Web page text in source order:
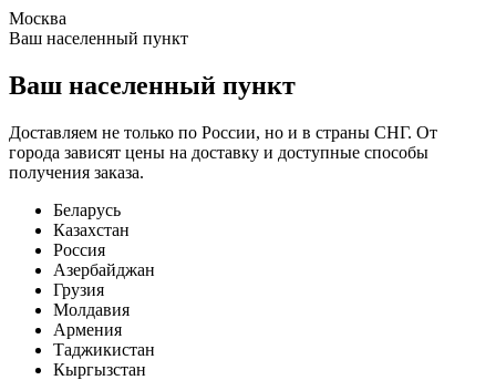
Москва
Ваш населенный пункт
Ваш населенный пункт
Доставляем не только по России, но и в страны СНГ. От
города зависят цены на доставку и доступные способы
получения заказа.
Беларусь
Казахстан
Россия
Азербайджан
Грузия
Молдавия
Армения
Таджикистан
Кыргызстан